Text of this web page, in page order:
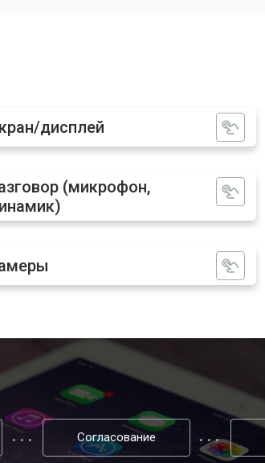
от 120 мин
от 60 мин
дисплей
(микрофон,
Согласование